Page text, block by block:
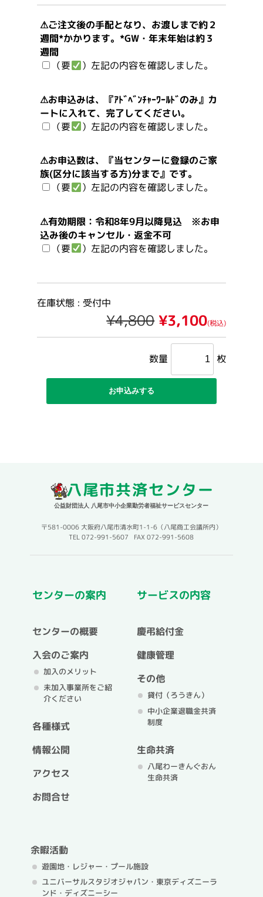
⚠ご注文後の手配となり、お渡しまで約２
週間*かかります。*GW・年末年始は約３
週間
（要
）左記の内容を確認しました。
⚠お申込みは、『ｱﾄﾞﾍﾞﾝﾁｬｰﾜｰﾙﾄﾞのみ』カ
ートに入れて、完了してください。
（要
）左記の内容を確認しました。
⚠お申込数は、『当センターに登録のご家
族(区分に該当する方)分まで』です。
（要
）左記の内容を確認しました。
⚠有効期限：令和8年9月以降見込 ※お申
込み後のキャンセル・返金不可
（要
）左記の内容を確認しました。
在庫状態 : 受付中
¥4,800 ¥3,100(税込)
数量 枚
八尾市共済センター
公益財団法人 八尾市中小企業勤労者福祉サービスセンター
〒581-0006 大阪府八尾市清水町1-1-6（八尾商工会議所内）
TEL 072-991-5607 FAX 072-991-5608
センターの案内
センターの概要
入会のご案内
加入のメリット
未加入事業所をご紹
介ください
各種様式
情報公開
アクセス
お問合せ
サービスの内容
慶弔給付金
健康管理
その他
貸付（ろうきん）
中小企業退職金共済
制度
生命共済
八尾わーきんぐおん
生命共済
余暇活動
遊園地・レジャー・プール施設
ユニバーサルスタジオジャパン・ 東京ディズニーラ
ンド・ディズニーシー